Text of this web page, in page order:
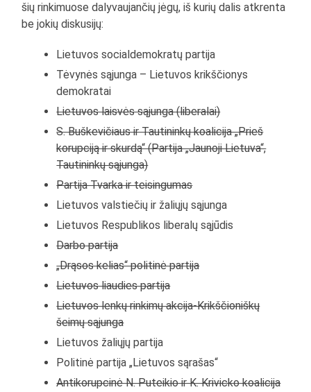
šių rinkimuose dalyvaujančių jėgų, iš kurių dalis atkrenta
be jokių diskusijų:
Lietuvos socialdemokratų partija
Tėvynės sąjunga – Lietuvos krikščionys
demokratai
Lietuvos laisvės sąjunga (liberalai)
S. Buškevičiaus ir Tautininkų koalicija „Prieš
korupciją ir skurdą“ (Partija „Jaunoji Lietuva“,
Tautininkų sąjunga)
Partija Tvarka ir teisingumas
Lietuvos valstiečių ir žaliųjų sąjunga
Lietuvos Respublikos liberalų sąjūdis
Darbo partija
„Drąsos kelias“ politinė partija
Lietuvos liaudies partija
Lietuvos lenkų rinkimų akcija-Krikščioniškų
šeimų sąjunga
Lietuvos žaliųjų partija
Politinė partija „Lietuvos sąrašas“
Antikorupcinė N. Puteikio ir K. Krivicko koalicija